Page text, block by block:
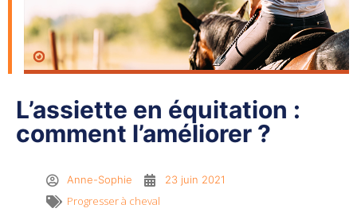
L’assiette en équitation :
comment l’améliorer ?
Anne-Sophie 23 juin 2021
Progresser à cheval